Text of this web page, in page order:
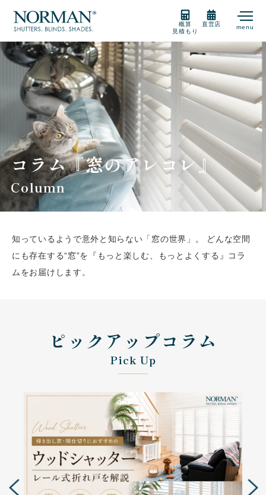
概算
見積もり
直営店 menu
コラム『窓のアレコレ』
Column
知っているようで意外と知らない「窓の世界」。
どんな空間
にも存在する“窓”を『もっと楽しむ、もっとよくする』コラ
ムをお届けします。
ピックアップコラム
Pick Up
製品紹介
製品の選び方
購入をご検討の方
販売店
サポート
お客様の実例集 お知らせ